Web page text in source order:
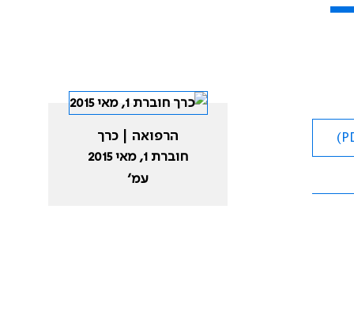
הרפואה | כרך
חוברת 1, מאי 2015
עמ׳